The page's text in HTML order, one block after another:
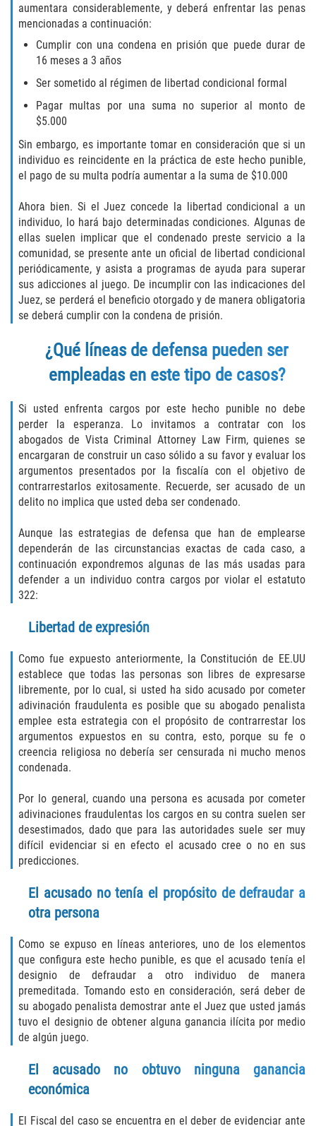
Assault and Battery
Aggravated Trespass
Assault
Assault on a Public Official Battery
Assault with a Deadly Weapon
Assault with Caustic Chemicals
Battery on a Peace Officer
Battery with Serious Bodily Injury
Corporal Injury
Domestic Violence
Child Abuse
Child Endangerment
Criminal Threat
Domestic Battery
Elder Abuse
Violation of Restraining Order
Diversion Program
Driving Crimes
Drinking Alcohol in a Motor Vehicle
Driving on a Suspended License
Driving Without a License
Evading an Officer
Vehicular Manslaughter
Drug Crimes
California Marijuana Laws
Possession of Drugs for Sale
Drug Possession
Prop 36
Sales and Transportation of a Controlled
Substance
aumentara considerablemente, y deberá enfrentar las penas
mencionadas a continuación:
Cumplir con una condena en prisión que puede durar de
16 meses a 3 años
Ser sometido al régimen de libertad condicional formal
Pagar multas por una suma no superior al monto de
$5.000
Sin embargo, es importante tomar en consideración que si un
individuo es reincidente en la práctica de este hecho punible,
el pago de su multa podría aumentar a la suma de $10.000
Ahora bien. Si el Juez concede la libertad condicional a un
individuo, lo hará bajo determinadas condiciones. Algunas de
ellas suelen implicar que el condenado preste servicio a la
comunidad, se presente ante un oficial de libertad condicional
periódicamente, y asista a programas de ayuda para superar
sus adicciones al juego. De incumplir con las indicaciones del
Juez, se perderá el beneficio otorgado y de manera obligatoria
se deberá cumplir con la condena de prisión.
¿Qué líneas de defensa pueden ser
empleadas en este tipo de casos?
Si usted enfrenta cargos por este hecho punible no debe
perder la esperanza. Lo invitamos a contratar con los
abogados de Vista Criminal Attorney Law Firm, quienes se
encargaran de construir un caso sólido a su favor y evaluar los
argumentos presentados por la fiscalía con el objetivo de
contrarrestarlos exitosamente. Recuerde, ser acusado de un
delito no implica que usted deba ser condenado.
Aunque las estrategias de defensa que han de emplearse
dependerán de las circunstancias exactas de cada caso, a
continuación expondremos algunas de las más usadas para
defender a un individuo contra cargos por violar el estatuto
322:
Libertad de expresión
Como fue expuesto anteriormente, la Constitución de EE.UU
establece que todas las personas son libres de expresarse
libremente, por lo cual, si usted ha sido acusado por cometer
adivinación fraudulenta es posible que su abogado penalista
emplee esta estrategia con el propósito de contrarrestar los
argumentos expuestos en su contra, esto, porque su fe o
creencia religiosa no debería ser censurada ni mucho menos
condenada.
Por lo general, cuando una persona es acusada por cometer
adivinaciones fraudulentas los cargos en su contra suelen ser
desestimados, dado que para las autoridades suele ser muy
difícil evidenciar si en efecto el acusado cree o no en sus
predicciones.
El acusado no tenía el propósito de defraudar a
otra persona
Como se expuso en líneas anteriores, uno de los elementos
que configura este hecho punible, es que el acusado tenía el
designio de defraudar a otro individuo de manera
premeditada. Tomando esto en consideración, será deber de
su abogado penalista demostrar ante el Juez que usted jamás
tuvo el designio de obtener alguna ganancia ilícita por medio
de algún juego.
El acusado no obtuvo ninguna ganancia
económica
El Fiscal del caso se encuentra en el deber de evidenciar ante